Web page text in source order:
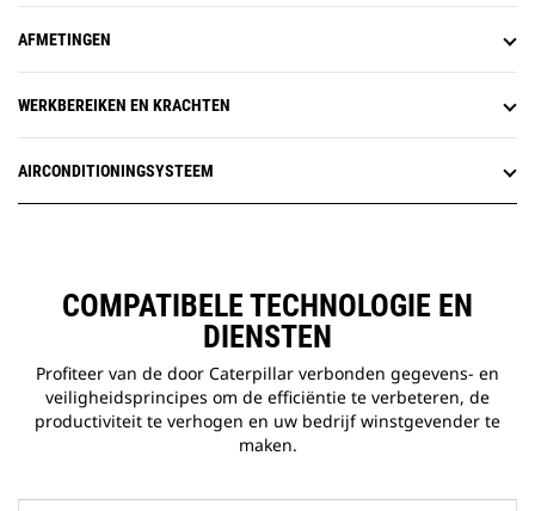
AFMETINGEN
WERKBEREIKEN EN KRACHTEN
AIRCONDITIONINGSYSTEEM
COMPATIBELE TECHNOLOGIE EN
DIENSTEN
Profiteer van de door Caterpillar verbonden gegevens- en
veiligheidsprincipes om de efficiëntie te verbeteren, de
productiviteit te verhogen en uw bedrijf winstgevender te
maken.